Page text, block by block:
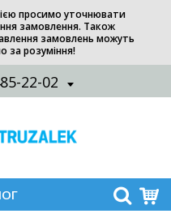
просимо уточнювати
замовлення. Також
замовлень можуть
за розуміння!
22-02